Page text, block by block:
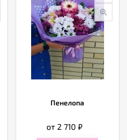
Пенелопа
от 2 710 ₽